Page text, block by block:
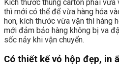
Kích thước thùng carton phải
thì mới có thể để vừa hàng hóa
hơn, kích thước vừa vặn thì hàng
mới đảm bảo hàng không bị va
sốc nảy khi vận chuyển.
Có thiết kế vỏ hộp đẹp, in